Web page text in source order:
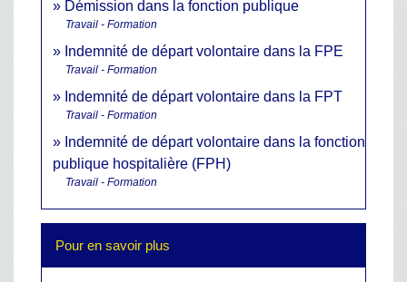
Démission dans la fonction publique
Travail - Formation
Indemnité de départ volontaire dans la FPE
Travail - Formation
Indemnité de départ volontaire dans la FPT
Travail - Formation
Indemnité de départ volontaire dans la fonction
publique hospitalière (FPH)
Travail - Formation
Pour en savoir plus